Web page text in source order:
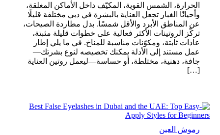
الحرارة، الشمس القوية، المكيّف داخل الأماكن المغلقة،
وأحيانًا الغبار تجعل العناية بالبشرة في دبي مختلفة قليلًا
عن المناطق الأبرد والأقل شمسًا. بدل مطاردة الصيحات،
تركّز الروتينات الأكثر فعالية على خطوات قليلة مثبتة،
عادات ثابتة، ومكوّنات مناسبة للمناخ. في ما يلي إطار
عمل مستند إلى الأدلة يمكنك تخصيصه لنوع بشرتك—
جافة، دهنية، مختلطة، أو حساسة—ليعمل روتين العناية
[…]
رموش العين